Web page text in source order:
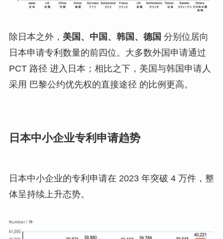
除日本之外， 美国、中国、韩国、德国 分别位居向
日本申请专利数量的前四位。大多数外国申请通过
PCT 路径 进入日本；相比之下，美国与韩国申请人
采用 巴黎公约优先权的直接途径 的比例更高。
日本中小企业专利申请趋势
日本中小企业的专利申请在 2023 年突破 4 万件，整
体呈持续上升态势。